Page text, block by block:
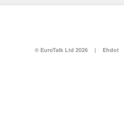
© EuroTalk Ltd 2026 | Ehdot